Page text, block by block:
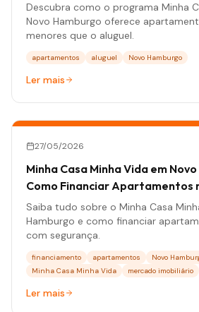
Descubra como o programa Minha
Novo Hamburgo oferece
menores que o aluguel.
apartamentos aluguel Novo Hamburgo
Ler mais
27/05/2026
Minha Casa Minha Vida em
Como Financiar Apartamentos
Saiba tudo sobre o Minha Casa
Hamburgo e como financiar
com segurança.
financiamento apartamentos
Novo
Minha Casa Minha Vida
mercado imobiliário
Ler mais